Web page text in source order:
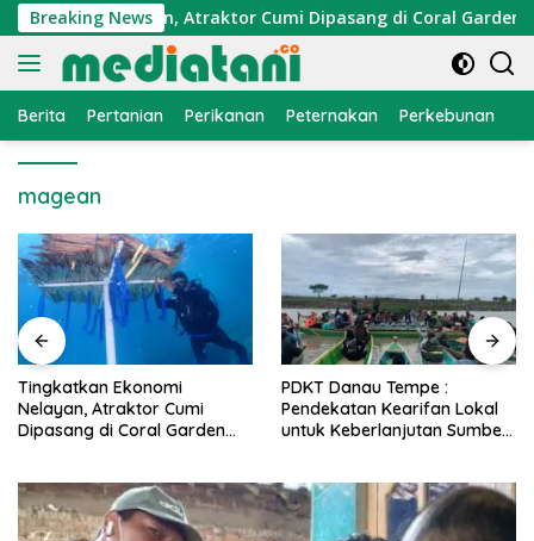
Langsung
ke
konten
Breaking News
Nelayan, Atraktor Cumi Dipasang di Coral Garden
Berita Pertanian Perikanan Peternakan Perkebunan
magean
PDKT Danau Tempe :
Pendekatan Kearifan Lokal
untuk Keberlanjutan Sumber
Cara Mengatasi Penyakit
PMK pada Sapi Perah
Alami dan Medis